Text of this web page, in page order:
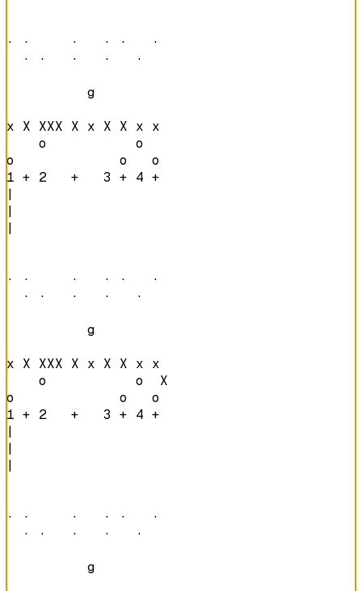
· ·     ·   · ·   ·
  · ·   ·   ·   ·
          g
x X XXX X x X X x x
    o           o
o             o   o
1 + 2   +   3 + 4 +
|
|
|
· ·     ·   · ·   ·
  · ·   ·   ·   ·
          g
x X XXX X x X X x x
    o           o  X
o             o   o
1 + 2   +   3 + 4 +
|
|
|
· ·     ·   · ·   ·
  · ·   ·   ·   ·
          g